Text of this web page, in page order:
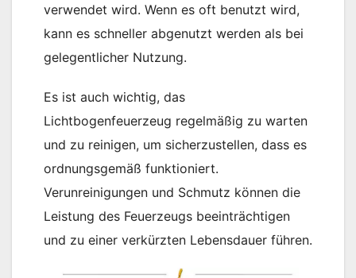
verwendet wird. Wenn es oft benutzt wird,
kann es schneller abgenutzt werden als bei
gelegentlicher Nutzung.
Es ist auch wichtig, das
Lichtbogenfeuerzeug regelmäßig zu warten
und zu reinigen, um sicherzustellen, dass es
ordnungsgemäß funktioniert.
Verunreinigungen und Schmutz können die
Leistung des Feuerzeugs beeinträchtigen
und zu einer verkürzten Lebensdauer führen.